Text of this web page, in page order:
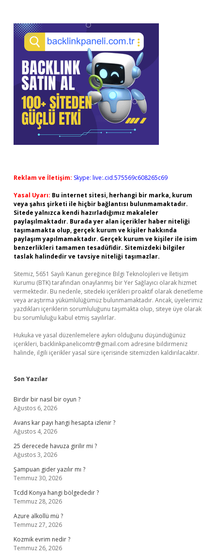
Sidebar
Reklam ve İletişim: Skype: live:.cid.575569c608265c69
Yasal Uyarı: Bu internet sitesi, herhangi bir marka, kurum
veya şahıs şirketi ile hiçbir bağlantısı bulunmamaktadır.
Sitede yalnızca kendi hazırladığımız makaleler
paylaşılmaktadır. Burada yer alan içerikler haber niteliği
taşımamakta olup, gerçek kurum ve kişiler hakkında
paylaşım yapılmamaktadır. Gerçek kurum ve kişiler ile isim
benzerlikleri tamamen tesadüfidir. Sitemizdeki bilgiler
taslak halindedir ve tavsiye niteliği taşımazlar.
Sitemiz, 5651 Sayılı Kanun gereğince Bilgi Teknolojileri ve İletişim
Kurumu (BTK) tarafından onaylanmış bir Yer Sağlayıcı olarak hizmet
vermektedir. Bu nedenle, sitedeki içerikleri proaktif olarak denetleme
veya araştırma yükümlülüğümüz bulunmamaktadır. Ancak, üyelerimiz
yazdıkları içeriklerin sorumluluğunu taşımakta olup, siteye üye olarak
bu sorumluluğu kabul etmiş sayılırlar.
Hukuka ve yasal düzenlemelere aykırı olduğunu düşündüğünüz
içerikleri, backlinkpanelicomtr@gmail.com adresine bildirmeniz
halinde, ilgili içerikler yasal süre içerisinde sitemizden kaldırılacaktır.
Son Yazılar
Birdir bir nasıl bir oyun ?
Ağustos 6, 2026
Avans kar payı hangi hesapta izlenir ?
Ağustos 4, 2026
25 derecede havuza girilir mi ?
Ağustos 3, 2026
Şampuan gider yazılır mı ?
Temmuz 30, 2026
Tcdd Konya hangi bölgededir ?
Temmuz 28, 2026
Azure alkollü mü ?
Temmuz 27, 2026
Kozmik evrim nedir ?
Temmuz 26, 2026